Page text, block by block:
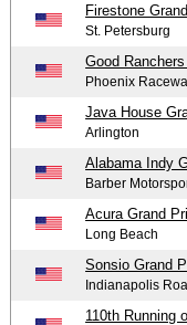
Firestone
St. Petersburg
Good
Phoenix
Java House
Arlington
Alabama Indy
Barber
Acura Grand
Long Beach
Sonsio Grand
Indianapolis
110th Running